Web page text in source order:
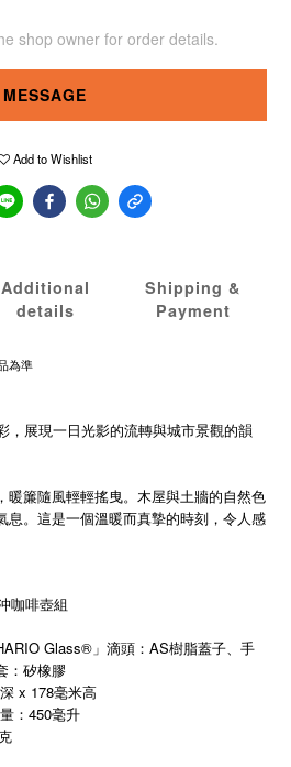
shop owner for order details.
MESSAGE
Add to Wishlist
Additional
details
Shipping &
Payment
為準
，展現一日光影的流轉與城市景觀的韻
暖簾隨風輕輕搖曳。木屋與土牆的自然色
息。這是一個溫暖而真摯的時刻，令人感
咖啡壺組
Glass®」滴頭：AS樹脂蓋子、手
：矽橡膠
x 178毫米高
：450毫升